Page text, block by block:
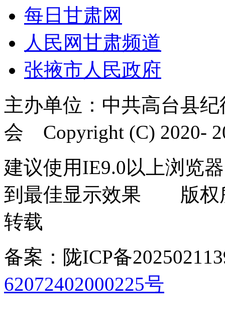
每日甘肃网
人民网甘肃频道
张掖市人民政府
主办单位：中共高台县
会 Copyright (C) 2020-
建议使用IE9.0以上浏览
到最佳显示效果 版权
转载
备案：陇ICP备
62072402000225号